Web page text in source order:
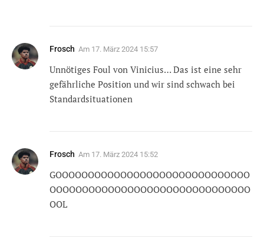
Frosch Am 17. März 2024 15:57
Unnötiges Foul von Vinicius… Das ist eine sehr
gefährliche Position und wir sind schwach bei
Standardsituationen
Frosch Am 17. März 2024 15:52
GOOOOOOOOOOOOOOOOOOOOOOOOOOOOOO
OOOOOOOOOOOOOOOOOOOOOOOOOOOOOOO
OOL